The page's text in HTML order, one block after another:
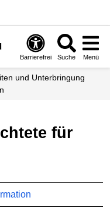
Barrierefrei Suche Menü
und Unterbringung